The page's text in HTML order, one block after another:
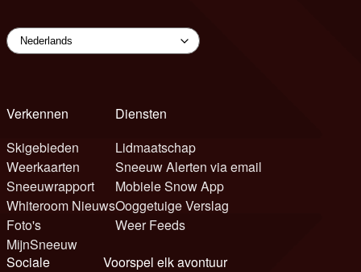
Verkennen
Skigebieden
Weerkaarten
Sneeuwrapport
Whiteroom Nieuws
Foto's
MijnSneeuw
Diensten
Lidmaatschap
Sneeuw Alerten via email
Mobiele Snow App
Ooggetuige Verslag
Weer Feeds
Sociale
Voorspel elk avontuur